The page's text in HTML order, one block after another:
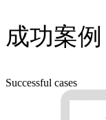
成功案例
Successful cases